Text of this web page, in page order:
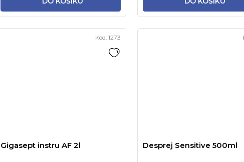
Gigasept instru AF 2l
Kód: 1273
Desprej Sensitive 500ml